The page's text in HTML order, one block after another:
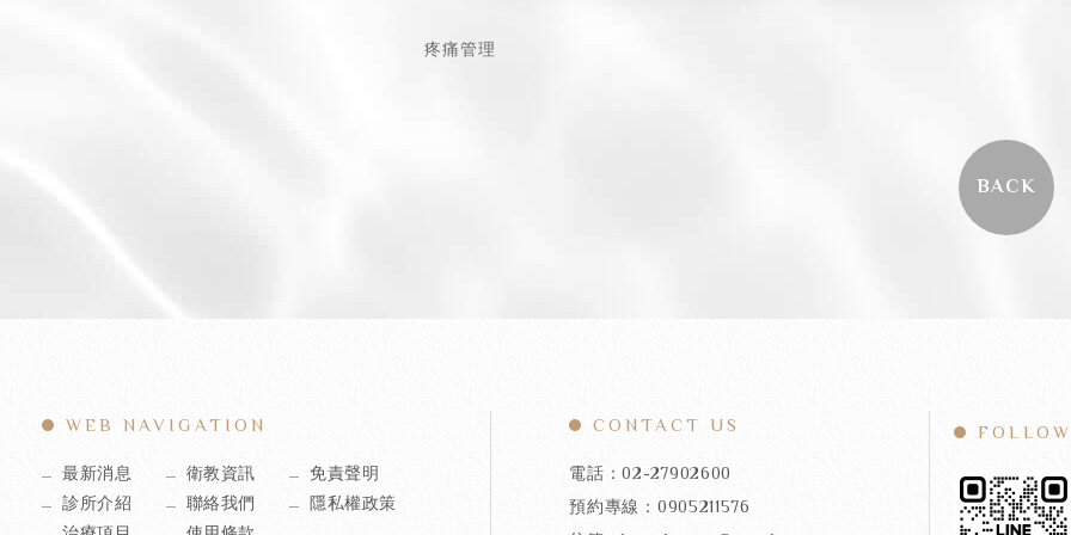
疼痛管理
BACK
WEB NAVIGATION
最新消息
診所介紹
衛教資訊
聯絡我們
免責聲明
隱私權政策
CONTACT US
電話：02-27902600
預約專線：0905211576